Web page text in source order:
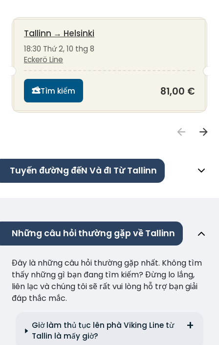
Tallinn → Helsinki
18:30 Thứ 2, 10 thg 8
Eckerö Line
Tìm kiếm 81,00 €
Tuyến đườNg đếN Và đI Từ Tallinn
Những câu hỏi thường gặp về Tallinn
Đây là những câu hỏi thường gặp nhất. Không tìm
thấy những gì bạn đang tìm kiếm? Đừng lo lắng,
liên lạc và chúng tôi sẽ rất vui lòng hỗ trợ bạn giải
đáp thắc mắc.
Giờ làm thủ tục lên phà Viking Line từ
Tallin là mấy giờ?